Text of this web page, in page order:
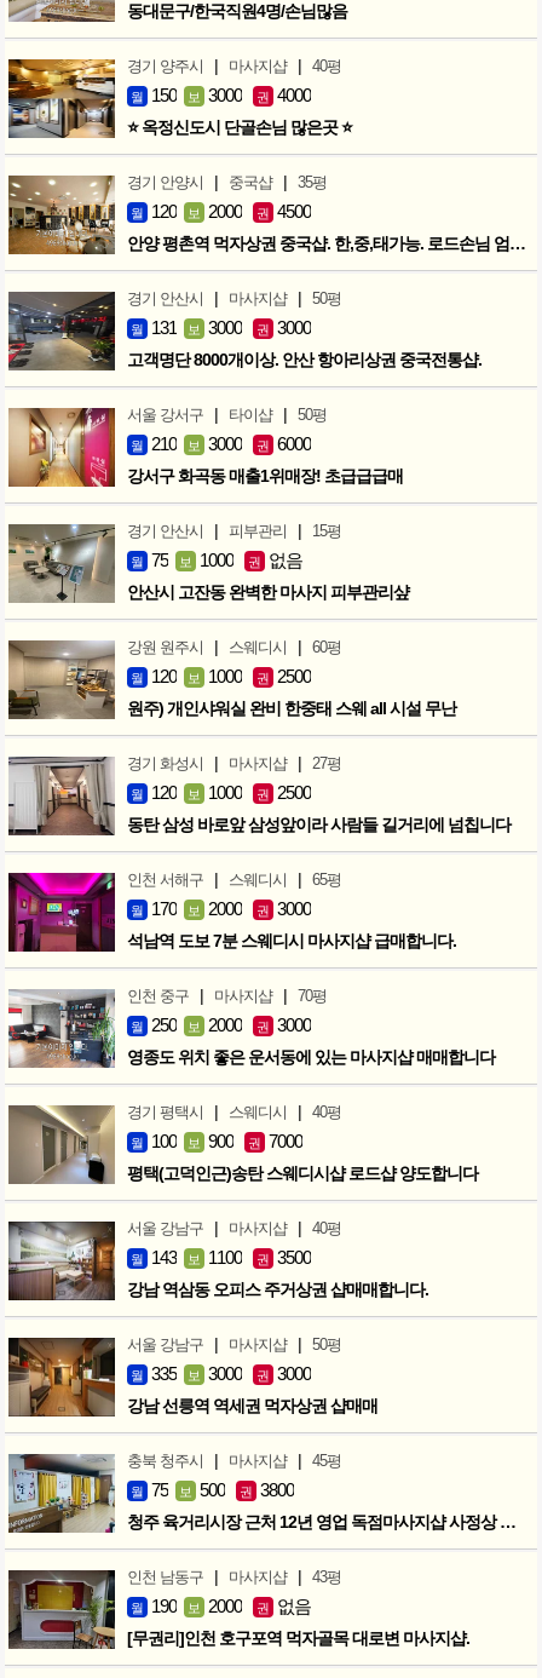
동대문구/한국직원4명/손님많음
경기 양주시 | 마사지샵 | 40평
월 150 보 3000 권 4000
⭐ 옥정신도시 단골손님 많은곳 ⭐
경기 안양시 | 중국샵 | 35평
월 120 보 2000 권 4500
안양 평촌역 먹자상권 중국샵. 한,중,태가능. 로드손님 엄청많아요!
경기 안산시 | 마사지샵 | 50평
월 131 보 3000 권 3000
고객명단 8000개이상. 안산 항아리상권 중국전통샵.
서울 강서구 | 타이샵 | 50평
월 210 보 3000 권 6000
강서구 화곡동 매출1위매장! 초급급급매
경기 안산시 | 피부관리 | 15평
월 75 보 1000 권 없음
안산시 고잔동 완벽한 마사지 피부관리샾
강원 원주시 | 스웨디시 | 60평
월 120 보 1000 권 2500
원주) 개인샤워실 완비 한중태 스웨 all 시설 무난
경기 화성시 | 마사지샵 | 27평
월 120 보 1000 권 2500
동탄 삼성 바로앞 삼성앞이라 사람들 길거리에 넘칩니다
인천 서해구 | 스웨디시 | 65평
월 170 보 2000 권 3000
석남역 도보 7분 스웨디시 마사지샵 급매합니다.
인천 중구 | 마사지샵 | 70평
월 250 보 2000 권 3000
영종도 위치 좋은 운서동에 있는 마사지샵 매매합니다
경기 평택시 | 스웨디시 | 40평
월 100 보 900 권 7000
평택(고덕인근)송탄 스웨디시샵 로드샵 양도합니다
서울 강남구 | 마사지샵 | 40평
월 143 보 1100 권 3500
강남 역삼동 오피스 주거상권 샵매매합니다.
서울 강남구 | 마사지샵 | 50평
월 335 보 3000 권 3000
강남 선릉역 역세권 먹자상권 샵매매
충북 청주시 | 마사지샵 | 45평
월 75 보 500 권 3800
청주 육거리시장 근처 12년 영업 독점마사지샵 사정상 급매합니다.
인천 남동구 | 마사지샵 | 43평
월 190 보 2000 권 없음
[무권리]인천 호구포역 먹자골목 대로변 마사지샵.